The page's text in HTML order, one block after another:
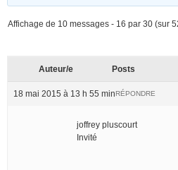
Affichage de 10 messages - 16 par 30 (sur
Auteur/e Posts
18 mai 2015 à 13 h 55 minRÉPONDRE
joffrey pluscourt
Invité